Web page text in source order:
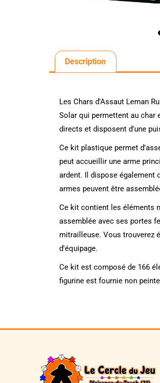
Description
Les Chars d'Assaut Leman
Solar qui permettent au char
directs et disposent d'une
Ce kit plastique permet
peut accueillir une arme
ardent. Il dispose également
armes peuvent être
Ce kit contient les éléments
assemblée avec ses portes
mitrailleuse. Vous trouverez
d'équipage.
Ce kit est composé de 166
figurine est fournie non